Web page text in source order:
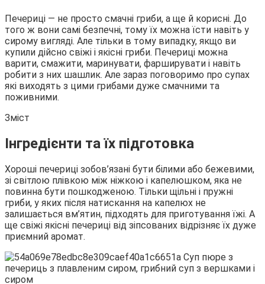
Печериці — не просто смачні гриби, а ще й корисні. До
того ж вони самі безпечні, тому їх можна їсти навіть у
сирому вигляді. Але тільки в тому випадку, якщо ви
купили дійсно свіжі і якісні гриби. Печериці можна
варити, смажити, маринувати, фарширувати і навіть
робити з них шашлик. Але зараз поговоримо про супах
які виходять з цими грибами дуже смачними та
поживними.
Зміст
Інгредієнти та їх підготовка
Хороші печериці зобов’язані бути білими або бежевими,
зі світлою плівкою між ніжкою і капелюшком, яка не
повинна бути пошкодженою. Тільки щільні і пружні
гриби, у яких після натискання на капелюх не
залишається вм’ятин, підходять для приготування їжі. А
ще свіжі якісні печериці від зіпсованих відрізняє їх дуже
приємний аромат.